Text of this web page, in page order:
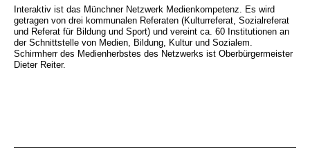
Interaktiv ist das Münchner Netzwerk Medienkompetenz. Es wird
getragen von drei kommunalen Referaten (Kulturreferat, Sozialreferat
und Referat für Bildung und Sport) und vereint ca. 60 Institutionen an
der Schnittstelle von Medien, Bildung, Kultur und Sozialem.
Schirmherr des Medienherbstes des Netzwerks ist Oberbürgermeister
Dieter Reiter.